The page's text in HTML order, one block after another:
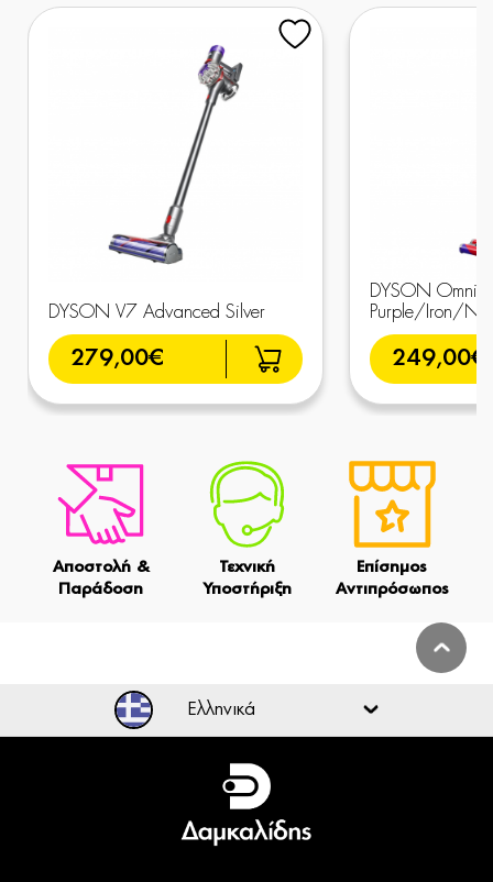
DYSON V7 Advanced Silver
279,00€
DYSON Omni-
Purple/Iron/
249,00€
Αποστολή &
Παράδοση
Τεχνική
Υποστήριξη
Επίσημος
Αντιπρόσωπος
Ελληνικά
Ελληνικά
English